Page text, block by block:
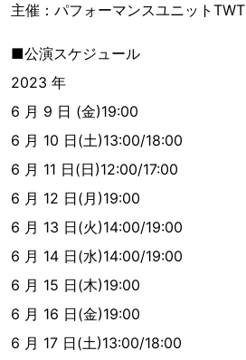
主催：パフォーマンスユニットTWT
■公演スケジュール
2023 年
6 月 9 日 (金)19:00
6 月 10 日(土)13:00/18:00
6 月 11 日(日)12:00/17:00
6 月 12 日(月)19:00
6 月 13 日(火)14:00/19:00
6 月 14 日(水)14:00/19:00
6 月 15 日(木)19:00
6 月 16 日(金)19:00
6 月 17 日(土)13:00/18:00